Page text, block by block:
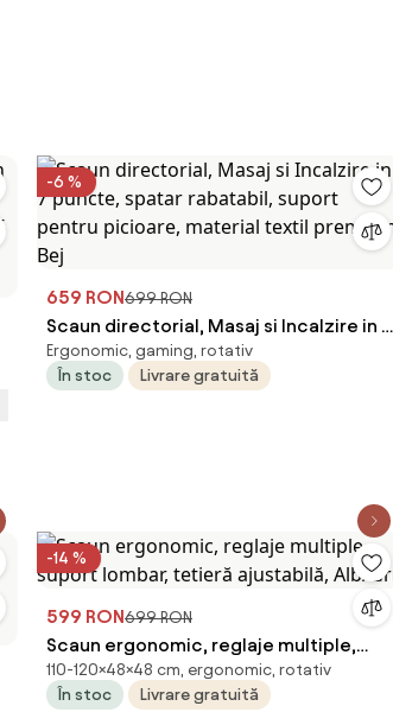
-6 %
659 RON699 RON
Scaun directorial, Masaj si Incalzire in 7
puncte, spatar rabatabil, suport
pentru picioare, material textil
Ergonomic, gaming, rotativ
În stoc
Livrare gratuită
-14 %
599 RON699 RON
Scaun ergonomic, reglaje multiple,
suport lombar, tetieră ajustabilă,
Alb/Gri
110-120×48×48 cm, ergonomic, rotativ
În stoc
Livrare gratuită